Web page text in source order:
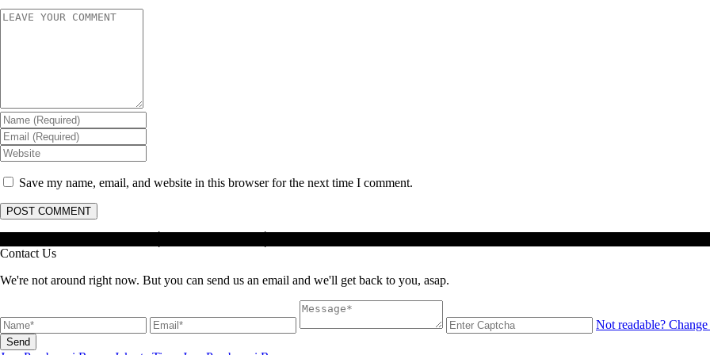
Save my name, email, and website in this browser for the next time I comment.
Contact Us
We're not around right now. But you can send us an email and we'll get back to you, asap.
Not readable? Change
Send